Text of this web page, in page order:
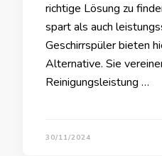
richtige Lösung zu
spart als auch
Geschirrspüler bieten
Alternative. Sie
Reinigungsleistung …
30/11/2024